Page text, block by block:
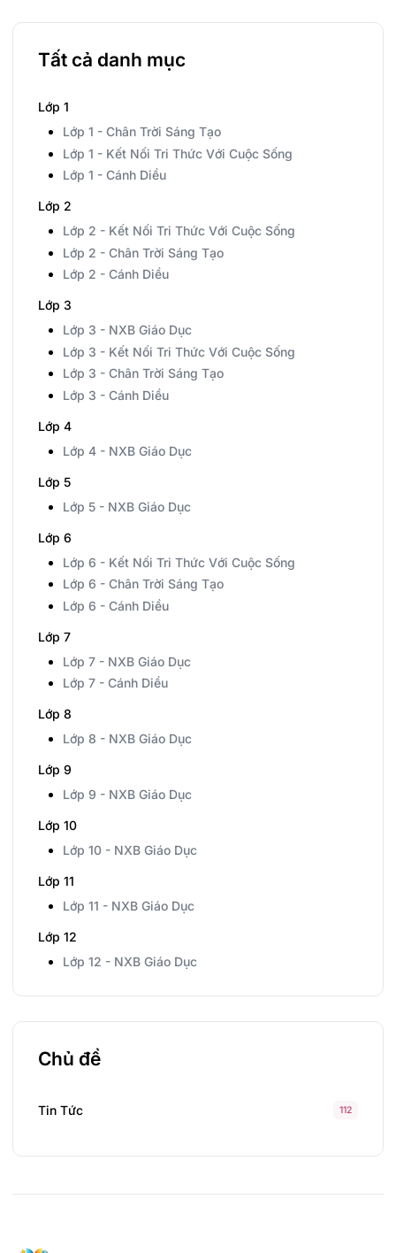
Tất cả danh mục
Lớp 1
Lớp 1 - Chân Trời Sáng Tạo
Lớp 1 - Kết Nối Tri Thức Với Cuộc Sống
Lớp 1 - Cánh Diều
Lớp 2
Lớp 2 - Kết Nối Tri Thức Với Cuộc Sống
Lớp 2 - Chân Trời Sáng Tạo
Lớp 2 - Cánh Diều
Lớp 3
Lớp 3 - NXB Giáo Dục
Lớp 3 - Kết Nối Tri Thức Với Cuộc Sống
Lớp 3 - Chân Trời Sáng Tạo
Lớp 3 - Cánh Diều
Lớp 4
Lớp 4 - NXB Giáo Dục
Lớp 5
Lớp 5 - NXB Giáo Dục
Lớp 6
Lớp 6 - Kết Nối Tri Thức Với Cuộc Sống
Lớp 6 - Chân Trời Sáng Tạo
Lớp 6 - Cánh Diều
Lớp 7
Lớp 7 - NXB Giáo Dục
Lớp 7 - Cánh Diều
Lớp 8
Lớp 8 - NXB Giáo Dục
Lớp 9
Lớp 9 - NXB Giáo Dục
Lớp 10
Lớp 10 - NXB Giáo Dục
Lớp 11
Lớp 11 - NXB Giáo Dục
Lớp 12
Lớp 12 - NXB Giáo Dục
Chủ đề
Tin Tức 112